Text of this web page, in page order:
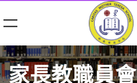
家長教職員會